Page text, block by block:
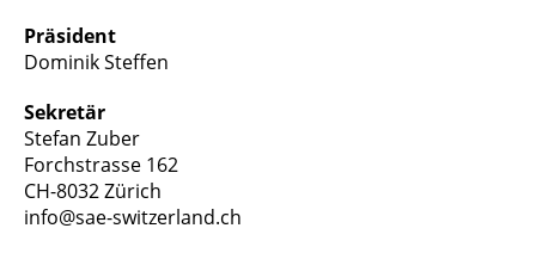
Präsident
Dominik Steffen
Sekretär
Stefan Zuber
Forchstrasse 162
CH-8032 Zürich
info@sae-switzerland.ch